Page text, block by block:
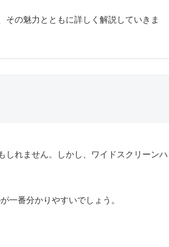
の魅力とともに詳しく解説していきま
しれません。しかし、ワイドスクリーンハ
一番分かりやすいでしょう。